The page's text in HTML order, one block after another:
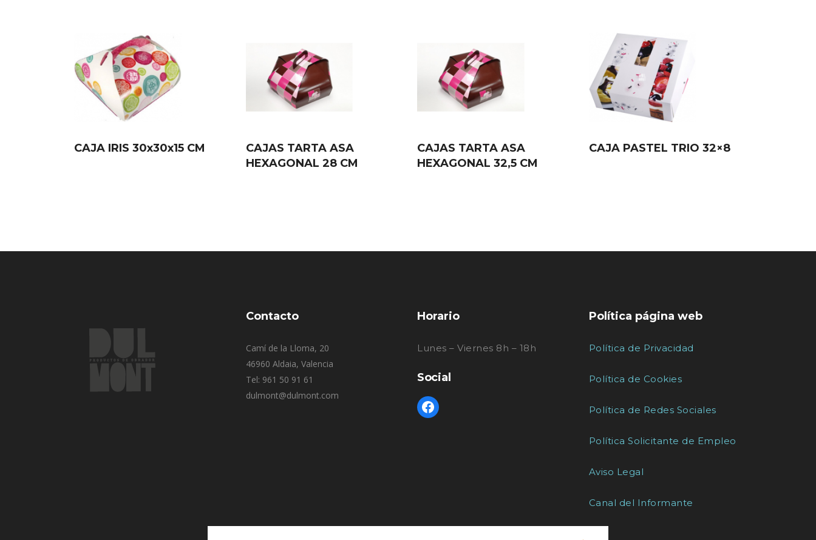
CAJA IRIS 30x30x15 CM
CAJAS TARTA ASA
HEXAGONAL 28 CM
CAJAS TARTA ASA
HEXAGONAL 32,5 CM
CAJA PASTEL TRIO 32×8
Contacto
Camí de la Lloma, 20
46960 Aldaia, Valencia
Tel: 961 50 91 61
dulmont@dulmont.com
Horario
Lunes – Viernes 8h – 18h
Social
Política página web
Política de Privacidad
Política de Cookies
Política de Redes Sociales
Política Solicitante de Empleo
Aviso Legal
Canal del Informante